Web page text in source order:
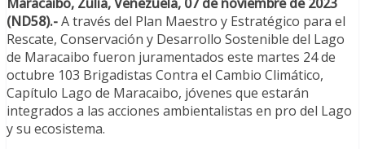
(ND58).-A través del Plan Maestro y Estratégico para el
Rescate, Conservación y Desarrollo Sostenible del Lago
de Maracaibo fueron juramentados este martes 24 de
octubre 103 Brigadistas Contra el Cambio Climático,
Capítulo Lago de Maracaibo, jóvenes que estarán
integrados a las acciones ambientalistas en pro del Lago
y su ecosistema.